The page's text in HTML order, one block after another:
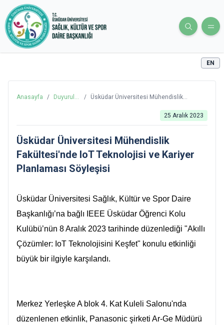
EN
Anasayfa /
Duyurular
/
Üsküdar Üniversitesi Mühendislik
25 Aralık 2023
Üsküdar Üniversitesi Mühendislik
Fakültesi'nde IoT Teknolojisi ve Kariyer
Planlaması Söyleşisi
Üsküdar Üniversitesi Sağlık, Kültür ve Spor Daire
Başkanlığı’na bağlı IEEE Üsküdar Öğrenci Kolu
Kulübü’nün 8 Aralık 2023 tarihinde düzenlediği "Akıllı
Çözümler: IoT Teknolojisini Keşfet" konulu etkinliği
büyük bir ilgiyle karşılandı.
Merkez Yerleşke A blok 4. Kat Kuleli Salonu'nda
düzenlenen etkinlik, Panasonic şirketi Ar-Ge Müdürü